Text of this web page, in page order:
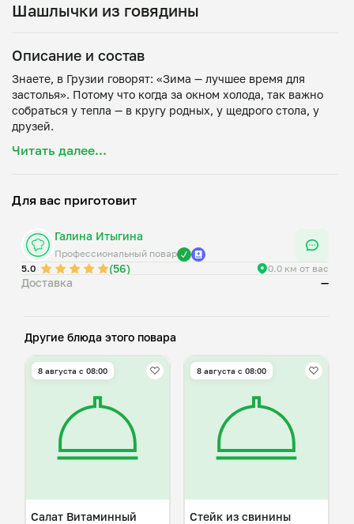
Шашлычки из говядины
Описание и состав
Знаете, в Грузии говорят: «Зима — лучшее время для
застолья». Потому что когда за окном холода, так важно
собраться у тепла — в кругу родных, у щедрого стола, у
друзей.
🇬🇪прямо сейчас. Но мы можем привезти к вам её солнце
или нежная фермерская Кура, Свинина шея. Мы не
песню из лука, гранатового сока, киндзи и чеснока.
Маринад — это святое🧑‍🍳
Душа Тбилиси 🇬🇪в каждой коробочке😉 К шашлычку
обязательно идёт наш секрет — домашний томатный соус,
маринованного лука.
Читать далее...
Для вас приготовит
Галина Итыгина
Профессиональный повар
5.0
(56) 0.0 км от вас
Доставка —
Другие блюда этого повара
8 августа с 08:00
Салат Витаминный
8 августа с 08:00
Стейк из свинины